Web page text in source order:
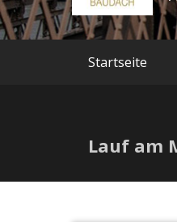
Startseite
Lauf am